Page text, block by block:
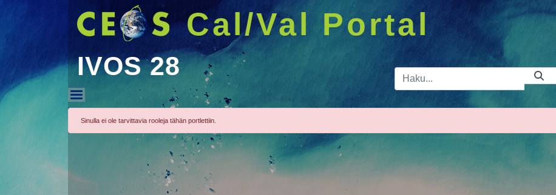
Cal/Val Portal
IVOS 28 Hakupalkki
IVOS 28
Sinulla ei ole tarvittavia rooleja tähän portlettiin.